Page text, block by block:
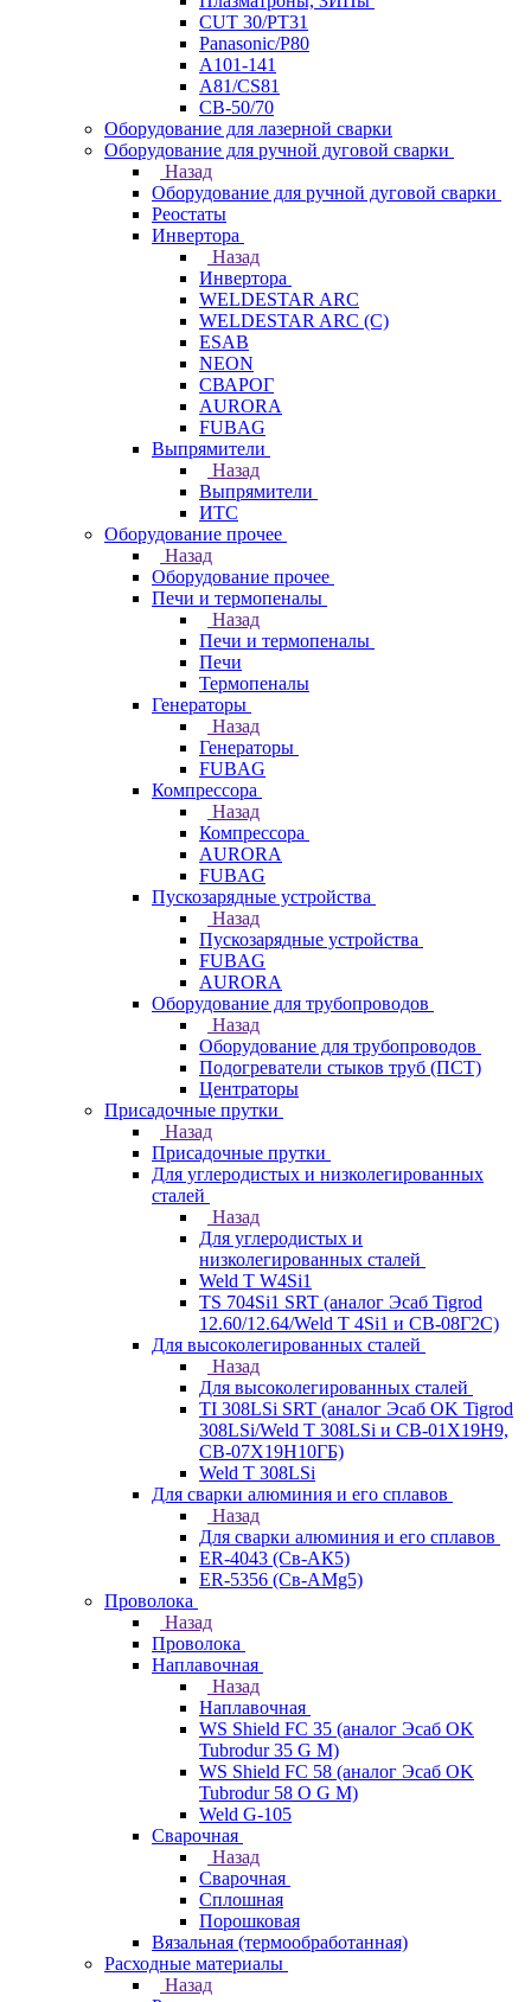
CUT 30/PT31
Panasonic/P80
А101-141
А81/CS81
СВ-50/70
Оборудование для лазерной сварки
Оборудование для ручной дуговой сварки
Назад
Оборудование для ручной дуговой сварки
Реостаты
Инвертора
Назад
Инвертора
WELDESTAR ARC
WELDESTAR ARC (С)
ESAB
NEON
СВАРОГ
AURORA
FUBAG
Выпрямители
Назад
Выпрямители
ИТС
Оборудование прочее
Назад
Оборудование прочее
Печи и термопеналы
Назад
Печи и термопеналы
Печи
Термопеналы
Генераторы
Назад
Генераторы
FUBAG
Компрессора
Назад
Компрессора
AURORA
FUBAG
Пускозарядные устройства
Назад
Пускозарядные устройства
FUBAG
AURORA
Оборудование для трубопроводов
Назад
Оборудование для трубопроводов
Подогреватели стыков труб (ПСТ)
Центраторы
Присадочные прутки
Назад
Присадочные прутки
Для углеродистых и низколегированных
сталей
Назад
Для углеродистых и
низколегированных сталей
Weld T W4Si1
TS 704Si1 SRT (аналог Эсаб Tigrod
12.60/12.64/Weld T 4Si1 и СВ-08Г2С)
Для высоколегированных сталей
Назад
Для высоколегированных сталей
TI 308LSi SRT (аналог Эсаб OK Tigrod
308LSi/Weld T 308LSi и СВ-01Х19Н9,
СВ-07Х19Н10ГБ)
Weld T 308LSi
Для сварки алюминия и его сплавов
Назад
Для сварки алюминия и его сплавов
ER-4043 (Св-АК5)
ER-5356 (Св-АМg5)
Проволока
Назад
Проволока
Наплавочная
Назад
Наплавочная
WS Shield FC 35 (аналог Эсаб OK
Tubrodur 35 G M)
WS Shield FC 58 (аналог Эсаб OK
Tubrodur 58 O G M)
Weld G-105
Сварочная
Назад
Сварочная
Сплошная
Порошковая
Вязальная (термообработанная)
Расходные материалы
Назад